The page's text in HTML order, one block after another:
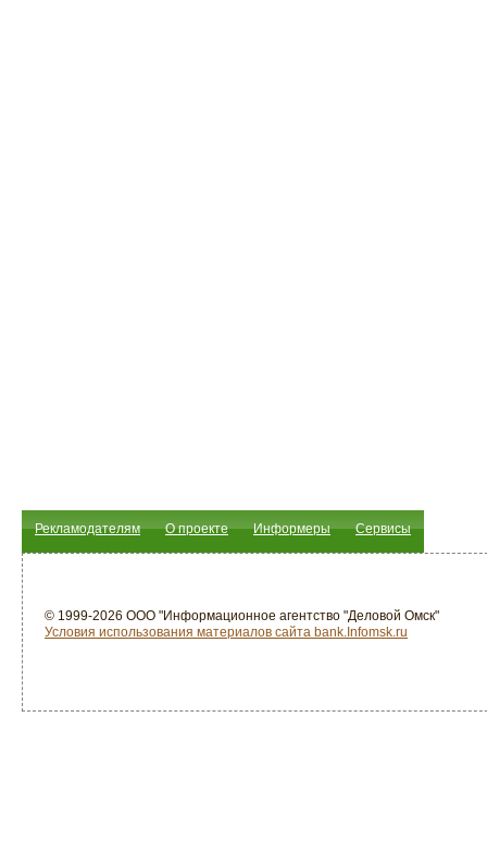
Рекламодателям О проекте Информеры Сервисы
© 1999-2026 ООО "Информационное агентство "Деловой Омск"
Условия использования материалов сайта bank.Infomsk.ru